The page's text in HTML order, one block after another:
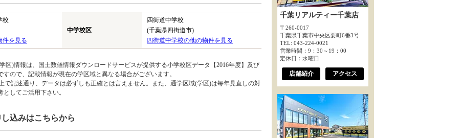
校
件を見る
中学校区
四街道中学校
(千葉県四街道市)
四街道中学校の他の物件を見る
区)情報は、国土数値情報ダウンロードサービスが提供する小学校区データ【2016年度】及び
ので、記載情報が現在の学区域と異なる場合がございます。
で記述通り、データは必ずしも正確とは言えません。また、通学区域(学区)は毎年見直しの対
してご活用下さい。
込みはこちらから
千葉リアルティー千葉店
〒260-0017
千葉県千葉市中央区要町6番3号
TEL: 043-224-0021
営業時間：9：30～19：00
定休日：水曜日
店舗紹介 アクセス